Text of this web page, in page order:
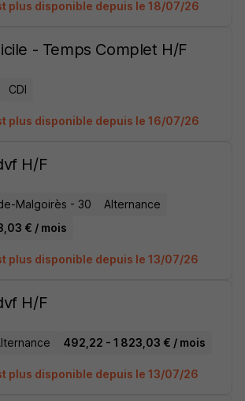
plus disponible depuis le 18/07/26
- Temps Complet H/F
CDI
plus disponible depuis le 16/07/26
H/F
Malgoirès - 30
Alternance
€ / mois
plus disponible depuis le 13/07/26
H/F
492,22 - 1 823,03 € / mois
plus disponible depuis le 13/07/26